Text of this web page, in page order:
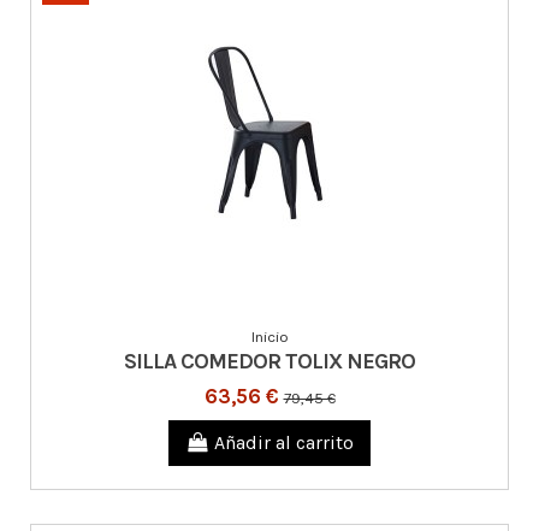
Inicio
SILLA COMEDOR TOLIX NEGRO
63,56 €79,45 €
Añadir al carrito